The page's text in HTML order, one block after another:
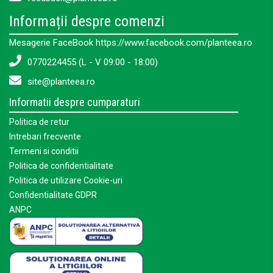
Informații despre comenzi
Mesagerie FaceBook https://www.facebook.com/planteea.ro
0770224455 (L - V 09:00 - 18:00)
site@planteea.ro
Informatii despre cumparaturi
Politica de retur
Intrebari frecvente
Termeni si conditii
Politica de confidentialitate
Politica de utilizare Cookie-uri
Confidentialitate GDPR
ANPC